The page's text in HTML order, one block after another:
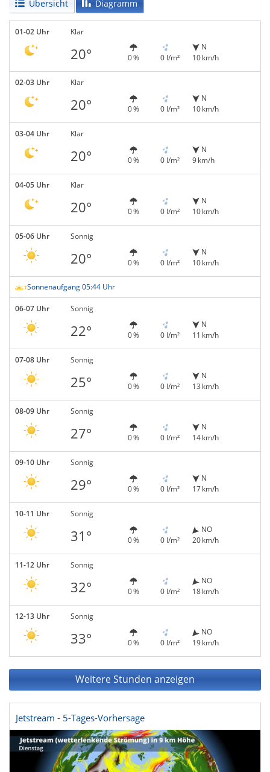
Übersicht Diagramm
01-02 Uhr Klar
20° 0 % 0 l/m²
N
10 km/h
02-03 Uhr Klar
20° 0 % 0 l/m²
N
10 km/h
03-04 Uhr Klar
20° 0 % 0 l/m²
N
9 km/h
04-05 Uhr Klar
20° 0 % 0 l/m²
N
10 km/h
05-06 Uhr Sonnig
20° 0 % 0 l/m²
N
10 km/h
Sonnenaufgang 05:44 Uhr
06-07 Uhr Sonnig
22° 0 % 0 l/m²
N
11 km/h
07-08 Uhr Sonnig
25° 0 % 0 l/m²
N
13 km/h
08-09 Uhr Sonnig
27° 0 % 0 l/m²
N
14 km/h
09-10 Uhr Sonnig
29° 0 % 0 l/m²
N
17 km/h
10-11 Uhr Sonnig
31° 0 % 0 l/m²
NO
20 km/h
11-12 Uhr Sonnig
32° 0 % 0 l/m²
NO
18 km/h
12-13 Uhr Sonnig
33° 0 % 0 l/m²
NO
19 km/h
Weitere Stunden anzeigen
Jetstream - 5-Tages-Vorhersage